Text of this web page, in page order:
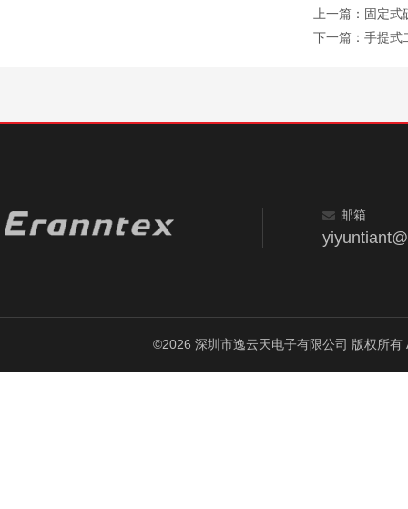
上一篇： 固定式
下一篇： 手提式
邮箱
©2026 深圳市逸云天电子有限公司 版权所有